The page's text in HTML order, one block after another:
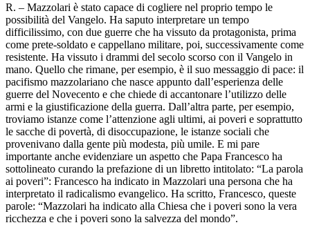
R. – Mazzolari è stato capace di cogliere nel proprio tempo le
possibilità del Vangelo. Ha saputo interpretare un tempo
difficilissimo, con due guerre che ha vissuto da protagonista, prima
come prete-soldato e cappellano militare, poi, successivamente come
resistente. Ha vissuto i drammi del secolo scorso con il Vangelo in
mano. Quello che rimane, per esempio, è il suo messaggio di pace: il
pacifismo mazzolariano che nasce appunto dall’esperienza delle
guerre del Novecento e che chiede di accantonare l’utilizzo delle
armi e la giustificazione della guerra. Dall’altra parte, per esempio,
troviamo istanze come l’attenzione agli ultimi, ai poveri e soprattutto
le sacche di povertà, di disoccupazione, le istanze sociali che
provenivano dalla gente più modesta, più umile. E mi pare
importante anche evidenziare un aspetto che Papa Francesco ha
sottolineato curando la prefazione di un libretto intitolato: “La parola
ai poveri”: Francesco ha indicato in Mazzolari una persona che ha
interpretato il radicalismo evangelico. Ha scritto, Francesco, queste
parole: “Mazzolari ha indicato alla Chiesa che i poveri sono la vera
ricchezza e che i poveri sono la salvezza del mondo”.